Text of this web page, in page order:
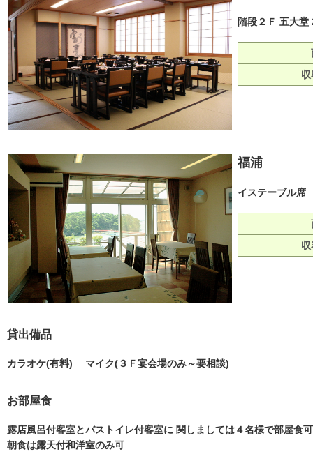
階段２Ｆ 五大
福浦
イステーブル席
貸出備品
カラオケ(有料) マイク(３Ｆ宴会場のみ～要相談)
お部屋食
露店風呂付客室とバストイレ付客室に 関しましては４名様で部屋食可
朝食は露天付和洋室のみ可